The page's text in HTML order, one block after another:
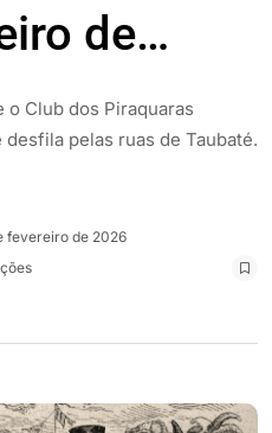
de…
Club dos Piraquaras
pelas ruas de Taubaté.
fevereiro de 2026